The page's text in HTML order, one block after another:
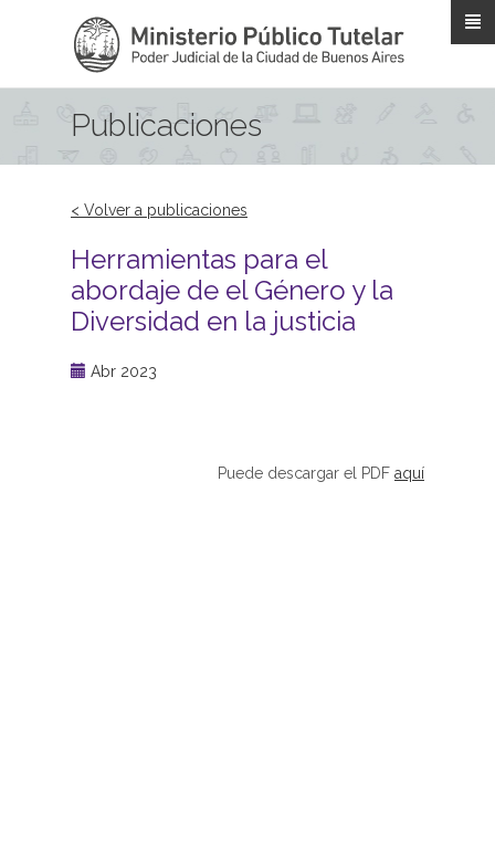
Publicaciones
< Volver a publicaciones
Herramientas para el
abordaje de el Género y la
Diversidad en la justicia
Abr 2023
Puede descargar el PDF aquí